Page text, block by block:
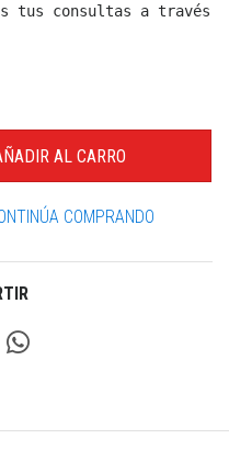
consultas a través
COMPRANDO